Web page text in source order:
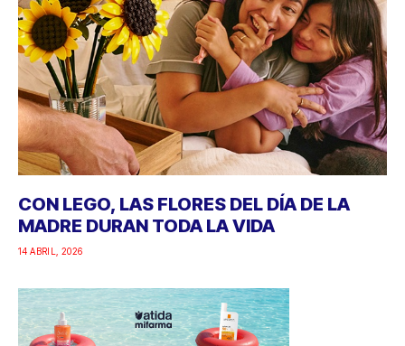
CON LEGO, LAS FLORES DEL DÍA DE LA
MADRE DURAN TODA LA VIDA
14 ABRIL, 2026